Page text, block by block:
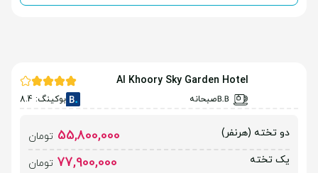
Al Khoory Sky Garden Hotel
صبحانه بوکینگ: 8.4
دو تخته (هرنفر) 55,800,000 تومان
یک تخته
77,900,000 تومان